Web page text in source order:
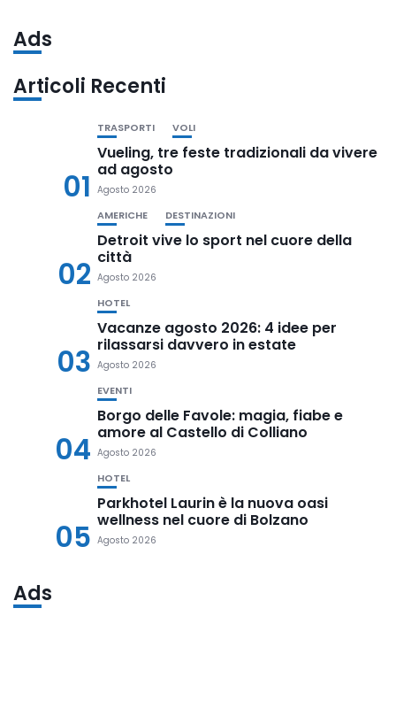
Ads
Articoli Recenti
01
TRASPORTI VOLI
Vueling, tre feste tradizionali da vivere
ad agosto
Agosto 2026
02
AMERICHE DESTINAZIONI
Detroit vive lo sport nel cuore della
città
Agosto 2026
03
HOTEL
Vacanze agosto 2026: 4 idee per
rilassarsi davvero in estate
Agosto 2026
04
EVENTI
Borgo delle Favole: magia, fiabe e
amore al Castello di Colliano
Agosto 2026
05
HOTEL
Parkhotel Laurin è la nuova oasi
wellness nel cuore di Bolzano
Agosto 2026
Ads